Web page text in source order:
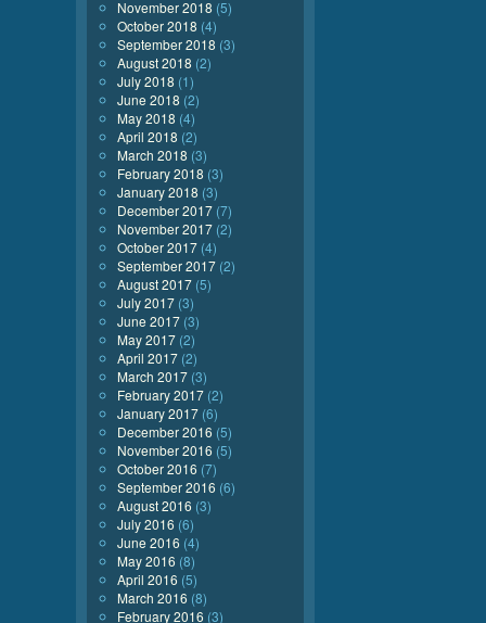
November 2018 (5)
October 2018 (4)
September 2018 (3)
August 2018 (2)
July 2018 (1)
June 2018 (2)
May 2018 (4)
April 2018 (2)
March 2018 (3)
February 2018 (3)
January 2018 (3)
December 2017 (7)
November 2017 (2)
October 2017 (4)
September 2017 (2)
August 2017 (5)
July 2017 (3)
June 2017 (3)
May 2017 (2)
April 2017 (2)
March 2017 (3)
February 2017 (2)
January 2017 (6)
December 2016 (5)
November 2016 (5)
October 2016 (7)
September 2016 (6)
August 2016 (3)
July 2016 (6)
June 2016 (4)
May 2016 (8)
April 2016 (5)
March 2016 (8)
February 2016 (3)